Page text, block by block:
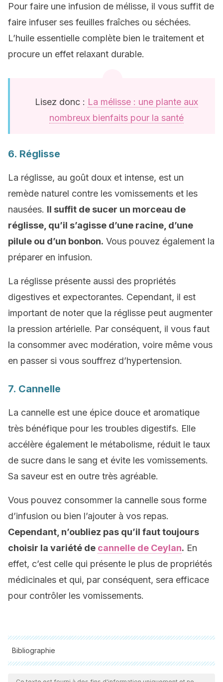
Pour faire une infusion de mélisse, il vous suffit de
faire infuser ses feuilles fraîches ou séchées.
L’huile essentielle complète bien le traitement et
procure un effet relaxant durable.
Lisez donc : La mélisse : une plante aux
nombreux bienfaits pour la santé
6. Réglisse
La réglisse, au goût doux et intense, est un
remède naturel contre les vomissements et les
nausées. Il suffit de sucer un morceau de
réglisse, qu’il s’agisse d’une racine, d’une
pilule ou d’un bonbon. Vous pouvez également la
préparer en infusion.
La réglisse présente aussi des propriétés
digestives et expectorantes. Cependant, il est
important de noter que la réglisse peut augmenter
la pression artérielle. Par conséquent, il vous faut
la consommer avec modération, voire même vous
en passer si vous souffrez d’hypertension.
7. Cannelle
La cannelle est une épice douce et aromatique
très bénéfique pour les troubles digestifs. Elle
accélère également le métabolisme, réduit le taux
de sucre dans le sang et évite les vomissements.
Sa saveur est en outre très agréable.
Vous pouvez consommer la cannelle sous forme
d’infusion ou bien l’ajouter à vos repas.
Cependant, n’oubliez pas qu’il faut toujours
choisir la variété de cannelle de Ceylan. En
effet, c’est celle qui présente le plus de propriétés
médicinales et qui, par conséquent, sera efficace
pour contrôler les vomissements.
Bibliographie
Toutes les sources citées ont été examinées en profondeur
par notre équipe pour garantir leur qualité, leur fiabilité, leur